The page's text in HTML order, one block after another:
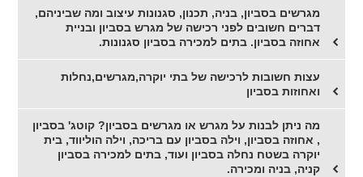
מגרשים בסביון, בניה, תכנון, סגנונות עיצוב ומה שביניהם,
דברים חשובים לפני רכישה של מגרש בסביון ובניית
אחוזה בסביון. בתים למכירה בסביון סגנונות.
עצות חשובות לרכישה של בתי יוקרה,מגרשים,נחלות
ואחוזות בסביון
מה ניתן לבנות על מגרש או מגרשים בסביון? קוטג' בסביון
, אחוזה בסביון, וילה בסביון עם בריכה, וילה הוליווד, בית
יוקרה בשטח נחלה בסביון ועוד, בתים למכירה בסביון
קניה, בניה ומכירה.